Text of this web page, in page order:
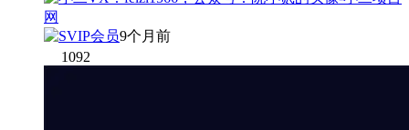
9个月前
1092